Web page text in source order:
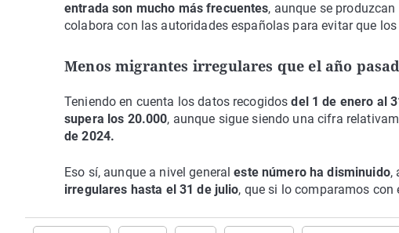
entrada son mucho más frecuentes, aunque se
colabora con las autoridades españolas para evitar que
Menos migrantes irregulares que el año
Teniendo en cuenta los datos recogidosdel 1 de enero al
supera los 20.000, aunque sigue siendo una cifra
de 2024.
Eso sí, aunque a nivel generaleste número ha disminuido,
irregulares hasta el 31 de julio, que si lo comparamos